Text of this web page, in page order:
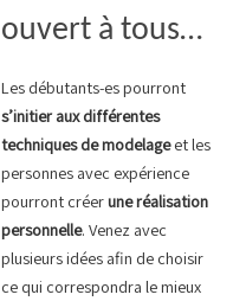
ouvert à tous…
Les débutants-es pourront
s’initier aux différentes
techniques de modelageet les
personnes avec expérience
pourront créerune réalisation
personnelle. Venez avec
plusieurs idées afin de choisir
ce qui correspondra le mieux